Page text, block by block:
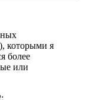
которыми я
более
или